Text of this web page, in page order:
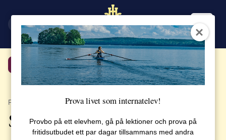
Tillbaka
PUBLICERAT 5 JUNI 2017
Skolavslutning 9 juni 2017
Prova livet som internatelev!
Provbo på ett elevhem, gå på lektioner och prova på
fritidsutbudet ett par dagar tillsammans med andra